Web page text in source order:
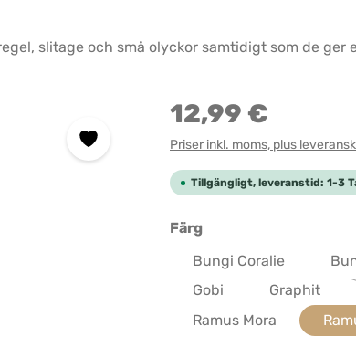
slitage och små olyckor samtidigt som de
12,99 €
Priser inkl. moms, plus
Tillgängligt, leveranstid: 1-3
Välj
Färg
Bungi Coralie
Gobi
Graphit
Ramus Mora